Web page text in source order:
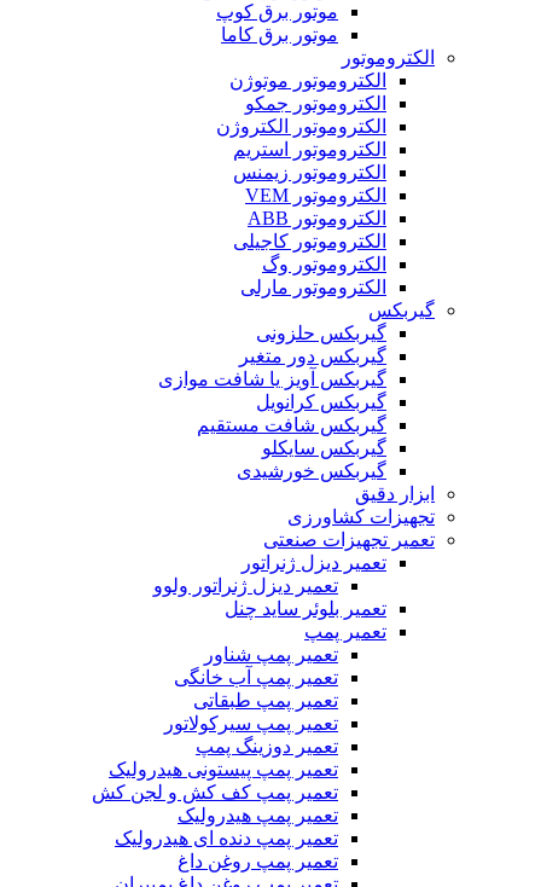
موتور برق کوپ
موتور برق کاما
الکتروموتور
الکتروموتور موتوژن
الکتروموتور جمکو
الکتروموتور الکتروژن
الکتروموتور استریم
الکتروموتور زیمنس
الکتروموتور VEM
الکتروموتور ABB
الکتروموتور کاجیلی
الکتروموتور وگ
الکتروموتور مارلی
گیربکس
گیربکس حلزونی
گیربکس دور متغیر
گیربکس آویز یا شافت موازی
گیربکس کرانویل
گیربکس شافت مستقیم
گیربکس سایکلو
گیربکس خورشیدی
ابزار دقیق
تجهیزات کشاورزی
تعمیر تجهیزات صنعتی
تعمیر دیزل ژنراتور
تعمیر دیزل ژنراتور ولوو
تعمیر بلوئر ساید چنل
تعمیر پمپ
تعمیر پمپ شناور
تعمیر پمپ آب خانگی
تعمیر پمپ طبقاتی
تعمیر پمپ سیرکولاتور
تعمیر دوزینگ پمپ
تعمیر پمپ پیستونی هیدرولیک
تعمیر پمپ کف کش و لجن کش
تعمیر پمپ هیدرولیک
تعمیر پمپ دنده ای هیدرولیک
تعمیر پمپ روغن داغ